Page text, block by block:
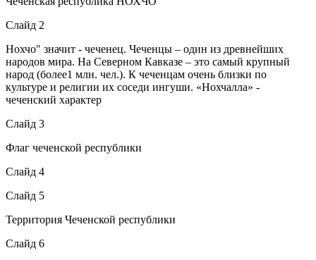
Слайд 2
Нохчо" значит - чеченец. Чеченцы – один из древнейших
народов мира. На Северном Кавказе – это самый крупный
народ (более1 млн. чел.). К чеченцам очень близки по
культуре и религии их соседи ингуши. «Нохчалла» -
чеченский характер
Слайд 3
Флаг чеченской республики
Слайд 4
Слайд 5
Территория Чеченской республики
Слайд 6